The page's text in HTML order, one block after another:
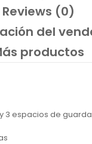
Reviews (0)
del
productos
3 espacios de